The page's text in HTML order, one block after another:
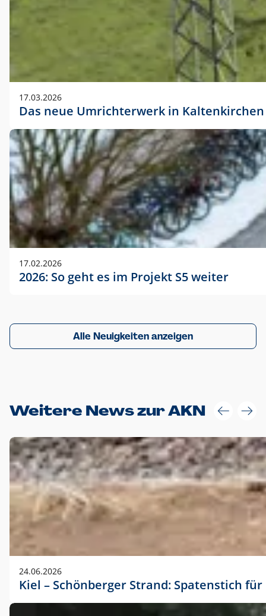
17.03.2026
Das neue Umrichterwerk in Kaltenkirchen
17.02.2026
2026: So geht es im Projekt S5 weiter
Alle Neuigkeiten anzeigen
Weitere News zur AKN
24.06.2026
Kiel – Schönberger Strand: Spatenstich